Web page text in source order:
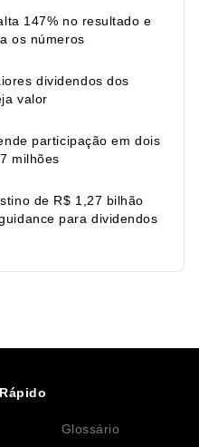
147% no resultado e
os números
dividendos dos
valor
participação em dois
milhões
de R$ 1,27 bilhão
para dividendos
Glossário